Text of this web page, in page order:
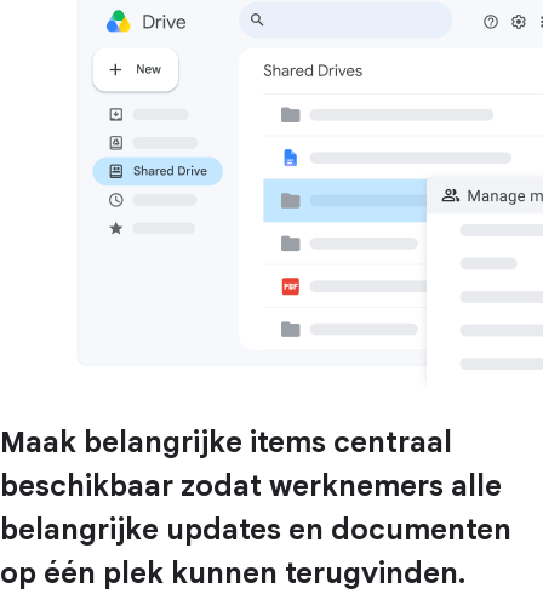
Maak belangrijke items centraal
beschikbaar zodat werknemers alle
belangrijke updates en documenten
op één plek kunnen terugvinden.